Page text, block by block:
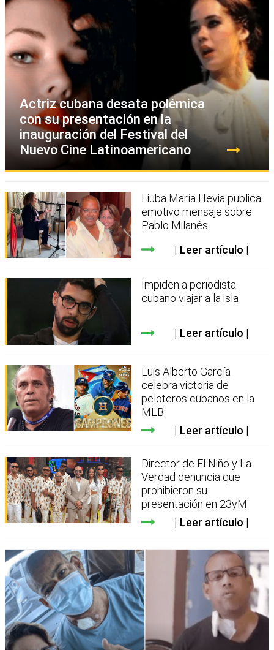
Actriz cubana desata polémica
con su presentación en la
inauguración del Festival del
Nuevo Cine Latinoamericano
Liuba María Hevia publica
emotivo mensaje sobre
Pablo Milanés
Leer artículo
Impiden a periodista
cubano viajar a la isla
Leer artículo
Luis Alberto García
celebra victoria de
peloteros cubanos en la
MLB
Leer artículo
Director de El Niño y La
Verdad denuncia que
prohibieron su
presentación en 23yM
Leer artículo